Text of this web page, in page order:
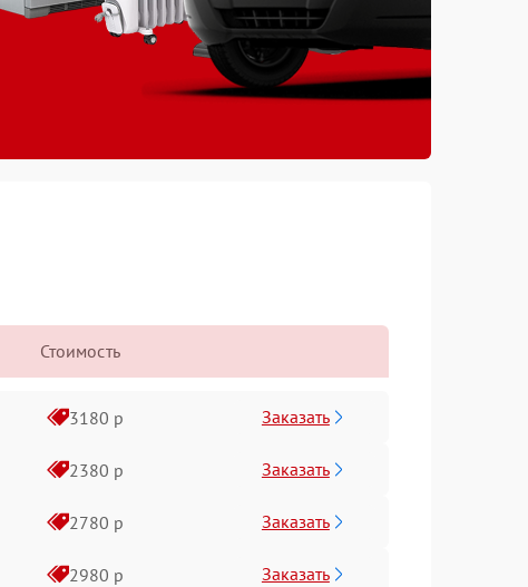
Стоимость
3180 р Заказать
2380 р Заказать
2780 р Заказать
2980 р Заказать